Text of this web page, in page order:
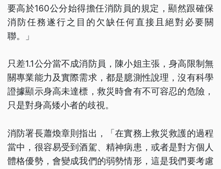
要高於160公分始得擔任消防員的規定，顯然跟確保
消防任務遂行之目的欠缺任何直接且絕對必要關
聯。」
只差1.1公分當不成消防員，陳小姐主張，身高限制無
關專業能力及實際需求，都是臆測性說理，沒有科學
證據顯示身高未達標，救災時會有不可容忍的危險，
只是對身高矮小者的歧視。
消防署長蕭煥章則指出，「在實務上救災救護的過程
當中，很容易受到酒駕、精神病患，或者是對方個人
體格優勢，會變成我們的弱勢情形，這是我們要考慮